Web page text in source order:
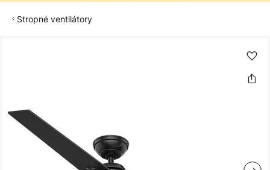
Stropné ventilátory